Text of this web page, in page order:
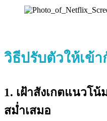
วิธีปรับตัวให้เข้า
1. เฝ้าสังเกตแนวโ
สม่ำเสมอ